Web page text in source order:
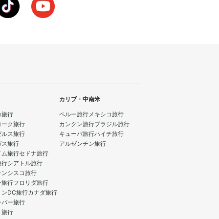
旅行
ーク旅行
ルス旅行
ス旅行
ム旅行セドナ旅行
行シアトル旅行
シスコ旅行
旅行フロリダ旅行
ンDC旅行カナダ旅行
ー旅行
旅行
カリブ・中南米
ペルー旅行メキシコ旅行
カンクン旅行ブラジル旅行
キューバ旅行ハイチ旅行
アルゼンチン旅行